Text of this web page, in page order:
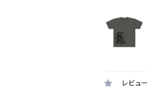
レビュー